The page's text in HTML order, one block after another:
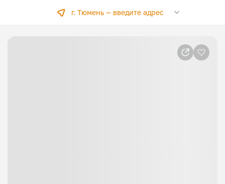
г. Тюмень — введите адрес